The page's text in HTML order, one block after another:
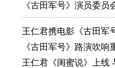
《古田军号》演员委
王仁君携电影《古田军
《古田军号》路演吹
王仁君《闺蜜说》上线